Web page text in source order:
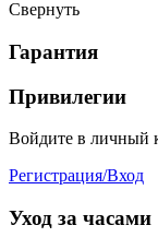
Свернуть
Гарантия
Привилегии
Войдите в личный
Регистрация/Вход
Уход за часами